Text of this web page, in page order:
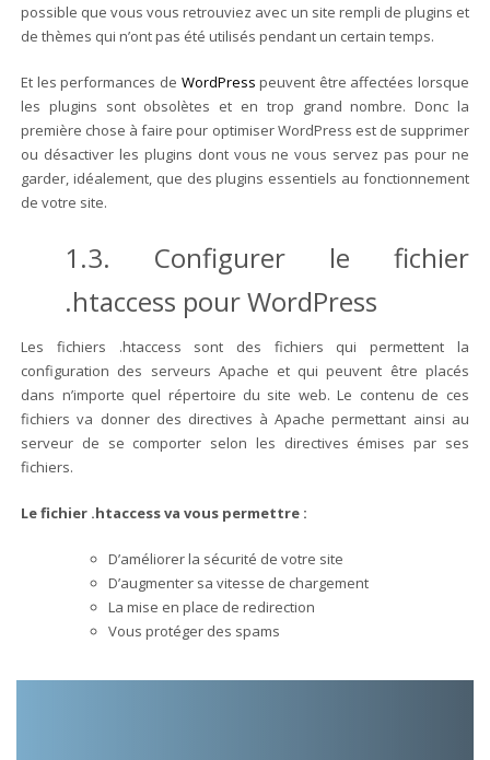
possible que vous vous retrouviez avec un site rempli de plugins et
de thèmes qui n’ont pas été utilisés pendant un certain temps.
Et les performances de WordPress peuvent être affectées lorsque
les plugins sont obsolètes et en trop grand nombre. Donc la
première chose à faire pour optimiser WordPress est de supprimer
ou désactiver les plugins dont vous ne vous servez pas pour ne
garder, idéalement, que des plugins essentiels au fonctionnement
de votre site.
1.3. Configurer le fichier
.htaccess pour WordPress
Les fichiers .htaccess sont des fichiers qui permettent la
configuration des serveurs Apache et qui peuvent être placés
dans n’importe quel répertoire du site web. Le contenu de ces
fichiers va donner des directives à Apache permettant ainsi au
serveur de se comporter selon les directives émises par ses
fichiers.
Le fichier .htaccess va vous permettre :
D’améliorer la sécurité de votre site
D’augmenter sa vitesse de chargement
La mise en place de redirection
Vous protéger des spams